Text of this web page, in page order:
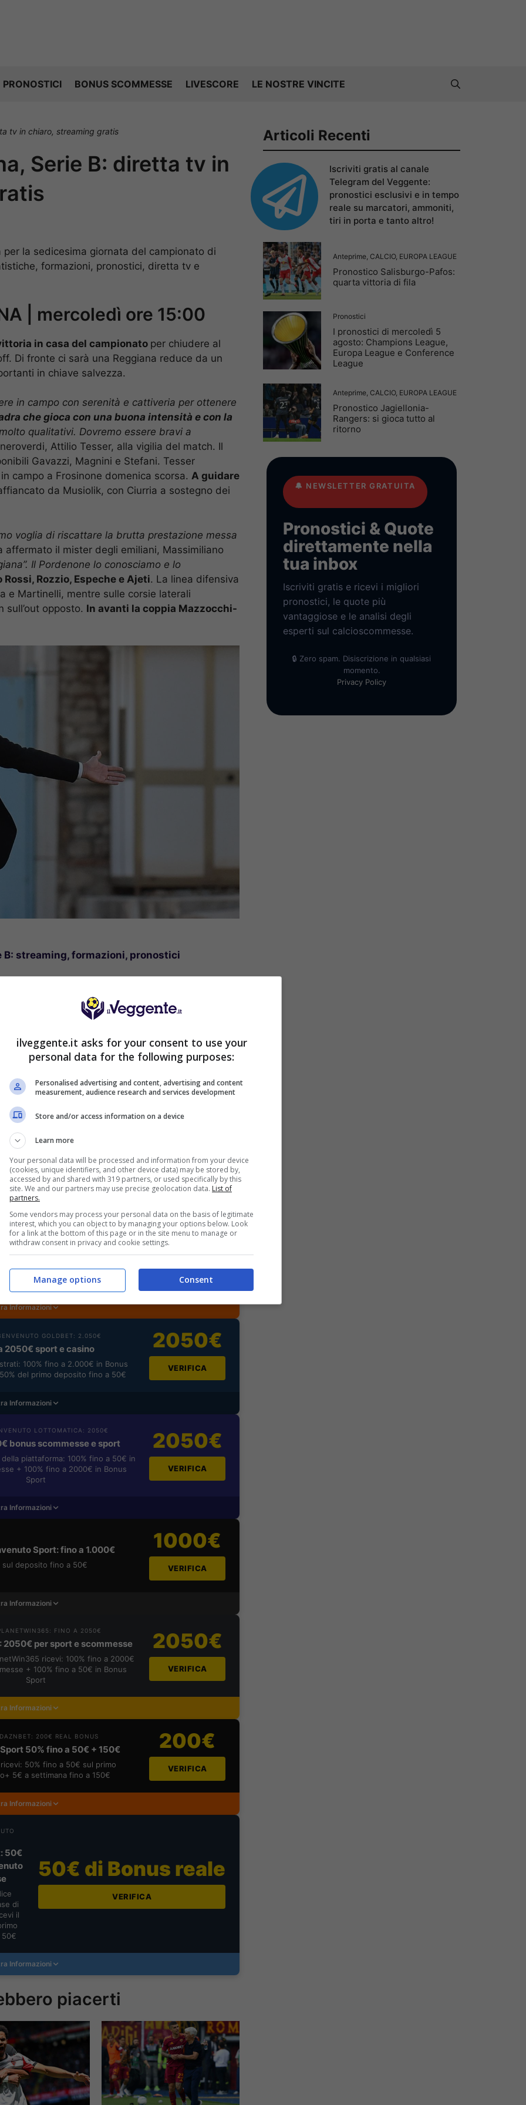
PRONOSTICI BONUS SCOMMESSE LIVESCORE LE NOSTRE VINCITE
tv in chiaro, streaming gratis
Serie B: diretta tv in
la sedicesima giornata del campionato di
formazioni, pronostici, diretta tv e
| mercoledì ore 15:00
in casa del campionato per chiudere al
Di fronte ci sarà una Reggiana reduce da un
in chiave salvezza.
in campo con serenità e cattiveria per ottenere
che gioca con una buona intensità e con la
qualitativi. Dovremo essere bravi a
Attilio Tesser, alla vigilia del match. Il
Gavazzi, Magnini e Stefani. Tesser
campo a Frosinone domenica scorsa. A guidare
da Musiolik, con Ciurria a sostegno dei
voglia di riscattare la brutta prestazione messa
affermato il mister degli emiliani, Massimiliano
Il Pordenone lo conosciamo e lo
Rozzio, Espeche e Ajeti. La linea difensiva
e Martinelli, mentre sulle corsie laterali
opposto. In avanti la coppia Mazzocchi-
B: streaming, formazioni, pronostici
Reggiana in diretta tv e
alle 15:00 allo stadio “Teghil” di Lignano
su Rai Sport (canale 227 del decoder e 57
sarà disponibile anche in diretta streaming
pc e tablet.
Pordenone-Reggiana
Camporese, Falasco; Zammarini, Calò,
Martinelli; Libutti, Muratore, Varone,
SPORTBET: 100€ SUBITO
deposito + fino a 50€ di
rimborso
sport + fino a 50€ di bonus
sul primo deposito
200€
VERIFICA
Informazioni
GOLDBET: 2.050€
2050€ sport e casino
100% fino a 2.000€ in Bonus
del primo deposito fino a 50€
2050€
VERIFICA
Informazioni
LOTTOMATICA: 2050€
bonus scommesse e sport
piattaforma: 100% fino a 50€ in
+ 100% fino a 2000€ in Bonus
Sport
2050€
VERIFICA
Informazioni
Sport: fino a 1.000€
sul deposito fino a 50€
1000€
VERIFICA
Informazioni
FINO A 2050€
per sport e scommesse
ricevi: 100% fino a 2000€
+ 100% fino a 50€ in Bonus
Sport
2050€
VERIFICA
Informazioni
200€ REAL BONUS
50% fino a 50€ + 150€
50% fino a 50€ sul primo
5€ a settimana fino a 150€
200€
VERIFICA
Informazioni
50€
di
il
50€
50€ di Bonus reale
VERIFICA
Informazioni
piacerti
Articoli Recenti
Iscriviti gratis al canale
Telegram del Veggente:
pronostici esclusivi e in tempo
reale su marcatori, ammoniti,
tiri in porta e tanto altro!
Anteprime, CALCIO, EUROPA LEAGUE
Pronostico Salisburgo-Pafos:
quarta vittoria di fila
Pronostici
I pronostici di mercoledì 5
agosto: Champions League,
Europa League e Conference
League
Anteprime, CALCIO, EUROPA LEAGUE
Pronostico Jagiellonia-
Rangers: si gioca tutto al
ritorno
🔔 NEWSLETTER GRATUITA
Pronostici & Quote
direttamente nella
tua inbox
Iscriviti gratis e ricevi i migliori
pronostici, le quote più
vantaggiose e le analisi degli
esperti sul calcioscommesse.
🔒 Zero spam. Disiscrizione in qualsiasi
momento.
Privacy Policy
ilveggente.it asks for your consent to use your
personal data for the following purposes:
Personalised advertising and content, advertising and content
measurement, audience research and services development
Store and/or access information on a device
Learn more
Your personal data will be processed and information from your device
(cookies, unique identifiers, and other device data) may be stored by,
accessed by and shared with 319 partners, or used specifically by this
site. We and our partners may use precise geolocation data. List of
partners.
Some vendors may process your personal data on the basis of legitimate
interest, which you can object to by managing your options below. Look
for a link at the bottom of this page or in the site menu to manage or
withdraw consent in privacy and cookie settings.
Consent
Manage options